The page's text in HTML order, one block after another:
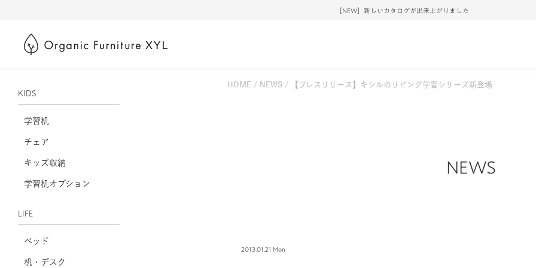
［NEW］新しいカタログが出来上がりました
KIDS
学習机
チェア
キッズ収納
学習机オプション
LIFE
ベッド
机・デスク
HOME NEWS 【プレスリリース】キシルのリビング学習シリーズ新登場
NEWS
2013.01.21 Mon